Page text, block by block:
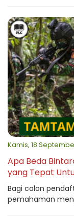
Kamis, 18
Apa Beda
yang Tepat
Bagi calon
pemahaman